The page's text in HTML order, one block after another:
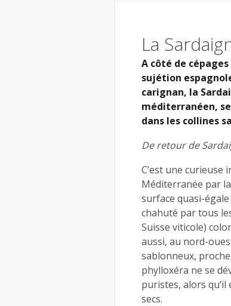
La
A côté de
sujétion
carignan, la
méditerranéen,
dans les collines
De retour de
C’est une curieuse
Méditerranée par
surface quasi-
chahuté par tous
Suisse viticole)
aussi, au nord-
sablonneux,
phylloxéra ne se
puristes, alors
secs.